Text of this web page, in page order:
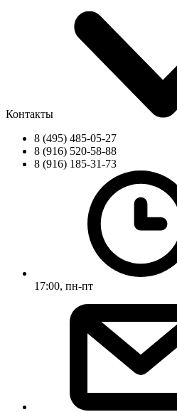
Контакты
8 (495) 485-05-27
8 (916) 520-58-88
8 (916) 185-31-73
17:00, пн-пт